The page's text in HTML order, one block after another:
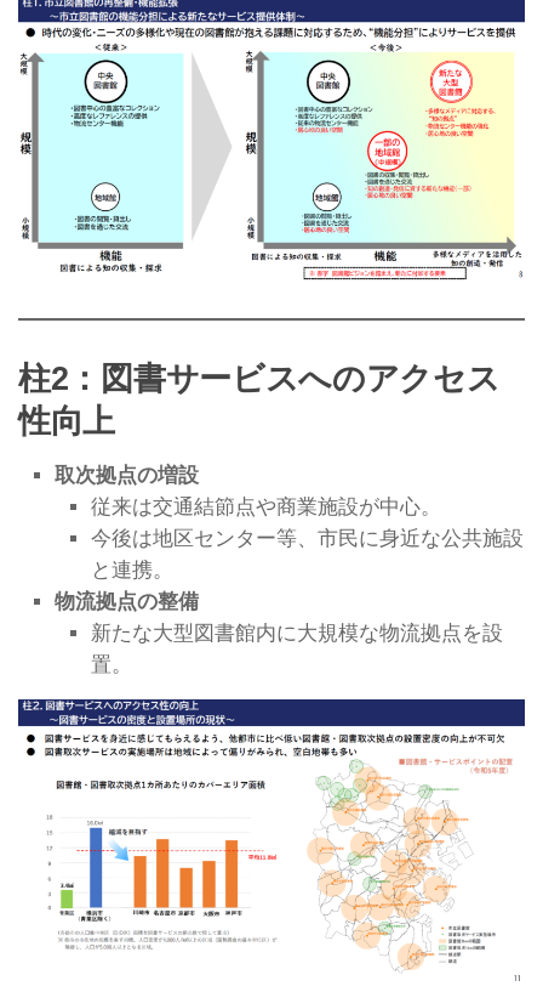
柱2：図書サービスへのアクセス
性向上
取次拠点の増設
従来は交通結節点や商業施設が中心。
今後は地区センター等、市民に身近な公共施設
と連携。
物流拠点の整備
新たな大型図書館内に大規模な物流拠点を設
置。